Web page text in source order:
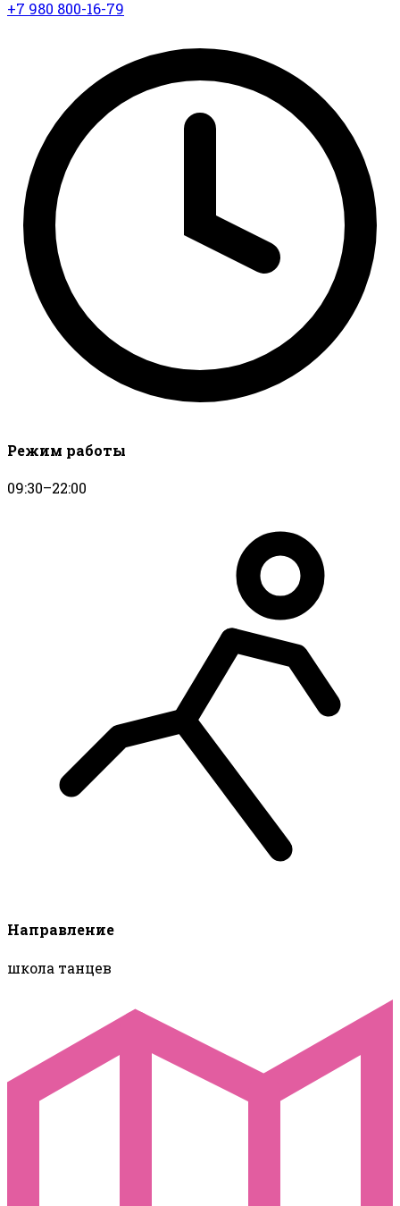
+7 980 800-16-79
Режим работы
09:30–22:00
Направление
школа танцев